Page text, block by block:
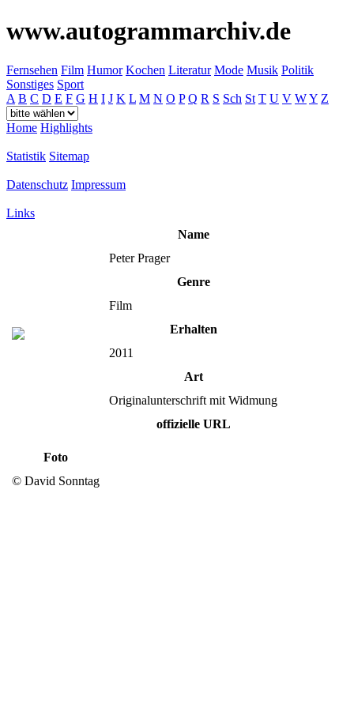
www.autogrammarchiv.de
Fernsehen Film Humor Kochen Literatur Mode Musik Politik
Sonstiges Sport
A B C D E F G H I J K L M N O P Q R S Sch St T U V WY Z
Home Highlights
Statistik Sitemap
Datenschutz Impressum
Links
Name
Peter Prager
Genre
Film
Erhalten
2011
Art
Originalunterschrift mit Widmung
offizielle URL
Foto
© David Sonntag